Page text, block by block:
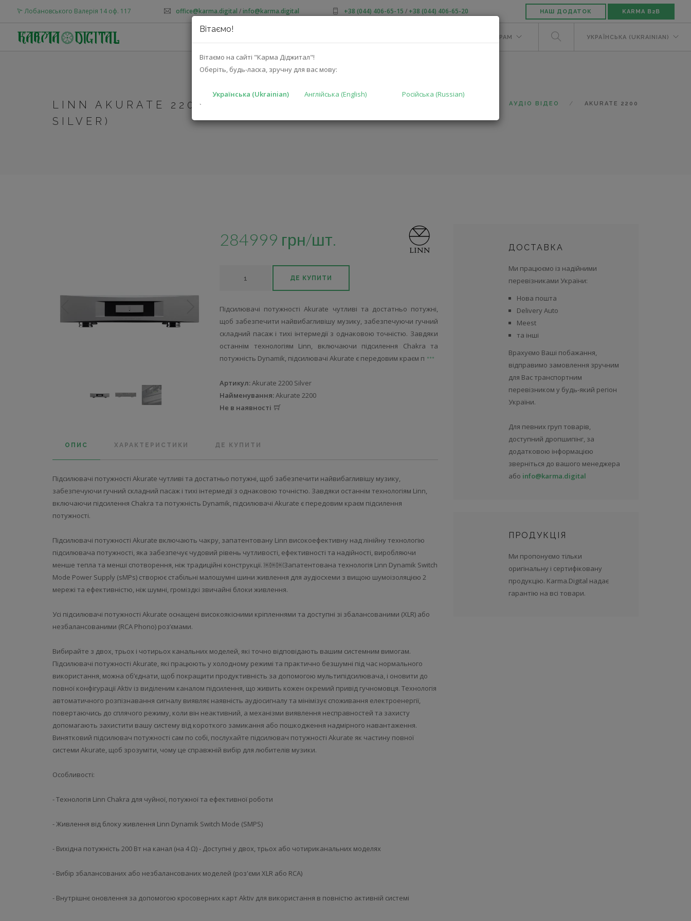
Вітаємо!
Вітаємо на сайті "Карма Діджитал"!
Оберіть, будь-ласка, зручну для вас мову:
Українська (Ukrainian) Англійська (English)
Російська (Russian)
`
Лобановського Валерія 14 оф. 117 office@karma.digital /info@karma.digital +38 (044) 406-65-15 / +38 (044) 406-65-20 НАШ ДОДАТОК KARMA B2B
ДИЛЕРАМ УКРАЇНСЬКА (UKRAINIAN)
LINN AKURATE 2200 (AKURATE 2200
SILVER)
АУДІО ВІДЕО AKURATE 2200
284999 грн/шт.
ДЕ КУПИТИ
Підсилювачі потужності Akurate чутливі та достатньо потужні,
щоб забезпечити найвибагливішу музику, забезпечуючи гучний
складний пасаж і тихі інтермедії з однаковою точністю. Завдяки
останнім технологіям Linn, включаючи підсилення Chakra та
потужність Dynamik, підсилювачі Akurate є передовим краєм п
Артикул:Akurate 2200 Silver
Найменування:Akurate 2200
Не в наявності
ОПИС ХАРАКТЕРИСТИКИ ДЕ КУПИТИ
Підсилювачі потужності Akurate чутливі та достатньо потужні, щоб забезпечити найвибагливішу музику,
забезпечуючи гучний складний пасаж і тихі інтермедії з однаковою точністю. Завдяки останнім технологіям Linn,
включаючи підсилення Chakra та потужність Dynamik, підсилювачі Akurate є передовим краєм підсилення
потужності.
Підсилювачі потужності Akurate включають чакру, запатентовану Linn високоефективну над лінійну технологію
підсилювача потужності, яка забезпечує чудовий рівень чутливості, ефективності та надійності, виробляючи
менше тепла та менші спотворення, ніж традиційні конструкції. ￼￼￼Запатентована технологія Linn Dynamik Switch
Mode Power Supply (sMPs) створює стабільні малошумні шини живлення для аудіосхеми з вищою шумоізоляцією 2
мережі та ефективністю, ніж шумні, громіздкі звичайні блоки живлення.
Усі підсилювачі потужності Akurate оснащені високоякісними кріпленнями та доступні зі збалансованими (XLR) або
незбалансованими (RCA Phono) роз’ємами.
Вибирайте з двох, трьох і чотирьох канальних моделей, які точно відповідають вашим системним вимогам.
Підсилювачі потужності Akurate, які працюють у холодному режимі та практично безшумні під час нормального
використання, можна об’єднати, щоб покращити продуктивність за допомогою мультипідсилювача, і оновити до
повної конфігурації Aktiv із виділеним каналом підсилення, що живить кожен окремий привід гучномовця. Технологія
автоматичного розпізнавання сигналу виявляє наявність аудіосигналу та мінімізує споживання електроенергії,
повертаючись до сплячого режиму, коли він неактивний, а механізми виявлення несправностей та захисту
допомагають захистити вашу систему від короткого замикання або пошкодження надмірного навантаження.
Винятковий підсилювач потужності сам по собі, послухайте підсилювач потужності Akurate як частину повної
системи Akurate, щоб зрозуміти, чому це справжній вибір для любителів музики.
Особливості:
- Технологія Linn Chakra для чуйної, потужної та ефективної роботи
- Живлення від блоку живлення Linn Dynamik Switch Mode (SMPS)
- Вихідна потужність 200 Вт на канал (на 4 Ω) - Доступні у двох, трьох або чотириканальних моделях
- Вибір збалансованих або незбалансованих моделей (роз'єми XLR або RCA)
- Внутрішнє оновлення за допомогою кросоверних карт Aktiv для використання в повністю активній системі
ДОСТАВКА
Ми працюємо із надійними
перевізниками України:
Нова пошта
Delivery Auto
Meest
та інші
Врахуємо Ваші побажання,
відправимо замовлення зручним
для Вас транспортним
перевізником у будь-який регіон
України.
Для певних груп товарів,
доступний дропшипінг, за
додатковою інформацією
зверніться до вашого менеджера
або info@karma.digital
ПРОДУКЦІЯ
Ми пропонуємо тільки
оригінальну і сертифіковану
продукцію. Karma.Digital надає
гарантію на всі товари.